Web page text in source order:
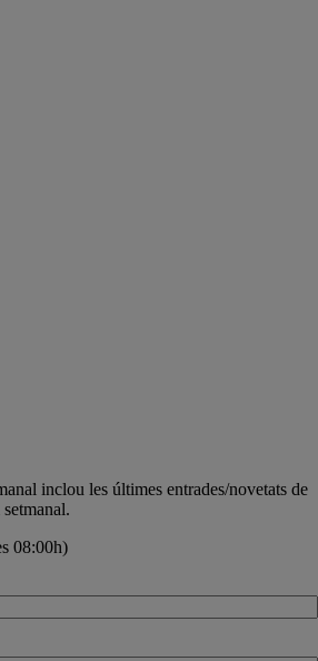
inclou les últimes entrades/novetats de
08:00h)